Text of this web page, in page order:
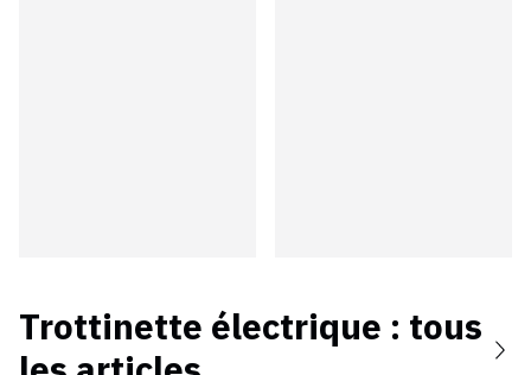
Trottinette électrique : tous